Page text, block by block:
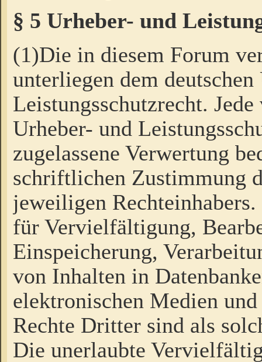
§ 5 Urheber- und
(1)Die in diesem Forum
unterliegen dem
Leistungsschutzrecht.
Urheber- und
zugelassene Verwertung
schriftlichen Zustimmung
jeweiligen
für Vervielfältigung,
Einspeicherung,
von Inhalten in
elektronischen Medien
Rechte Dritter sind als
Die unerlaubte